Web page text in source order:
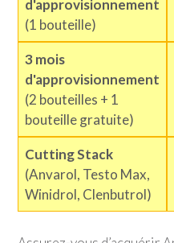
d'approvisionnement
(1 bouteille)
3 mois
d'approvisionnement
(2 bouteilles + 1
bouteille gratuite)
Cutting Stack
(Anvarol, Testo Max,
Winidrol, Clenbutrol)